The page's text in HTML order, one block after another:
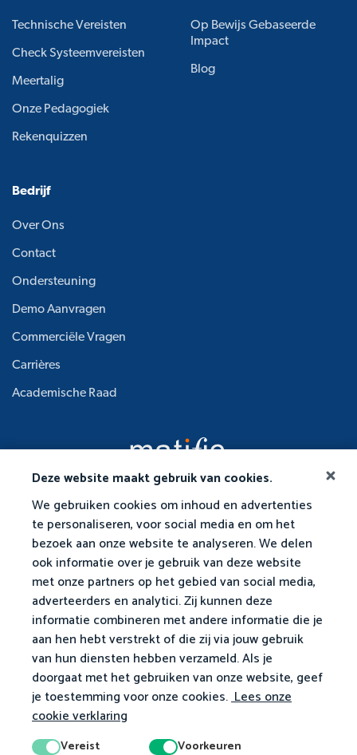
Deze website maakt gebruik van cookies.
We gebruiken cookies om inhoud en advertenties
te personaliseren, voor social media en om het
bezoek aan onze website te analyseren. We delen
ook informatie over je gebruik van deze website
met onze partners op het gebied van social media,
adverteerders en analytici. Zij kunnen deze
informatie combineren met andere informatie die je
aan hen hebt verstrekt of die zij via jouw gebruik
van hun diensten hebben verzameld. Als je
doorgaat met het gebruiken van onze website, geef
je toestemming voor onze cookies.Lees onze
cookie verklaring
Vereist Voorkeuren
Technische Vereisten
Check Systeemvereisten
Meertalig
Onze Pedagogiek
Rekenquizzen
Op Bewijs Gebaseerde
Impact
Blog
Bedrijf
Over Ons
Contact
Ondersteuning
Demo Aanvragen
Commerciële Vragen
Carrières
Academische Raad